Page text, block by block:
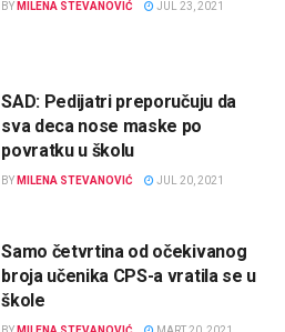
BY MILENA STEVANOVIĆ JUL 23, 2021
SAD: Pedijatri preporučuju da
sva deca nose maske po
povratku u školu
BY MILENA STEVANOVIĆ JUL 20, 2021
Samo četvrtina od očekivanog
broja učenika CPS-a vratila se u
škole